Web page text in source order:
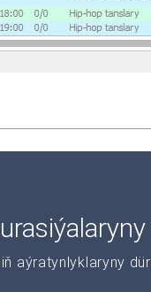
aýratynlyklaryny